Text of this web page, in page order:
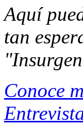
Aquí
tan
Conoce